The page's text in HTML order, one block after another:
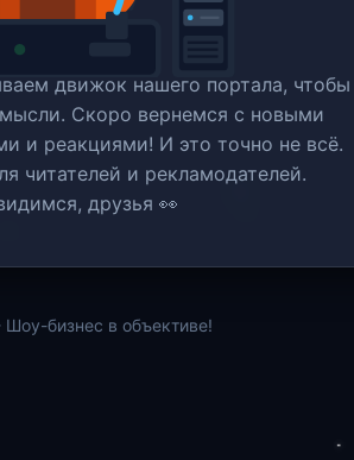
движок нашего портала, чтобы
Скоро вернемся c новыми
и реакциями! И это точно не всё.
читателей и рекламодателей.
друзья 👀
Шоу-бизнес в объективе!